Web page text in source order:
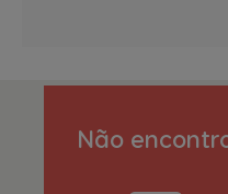
Não